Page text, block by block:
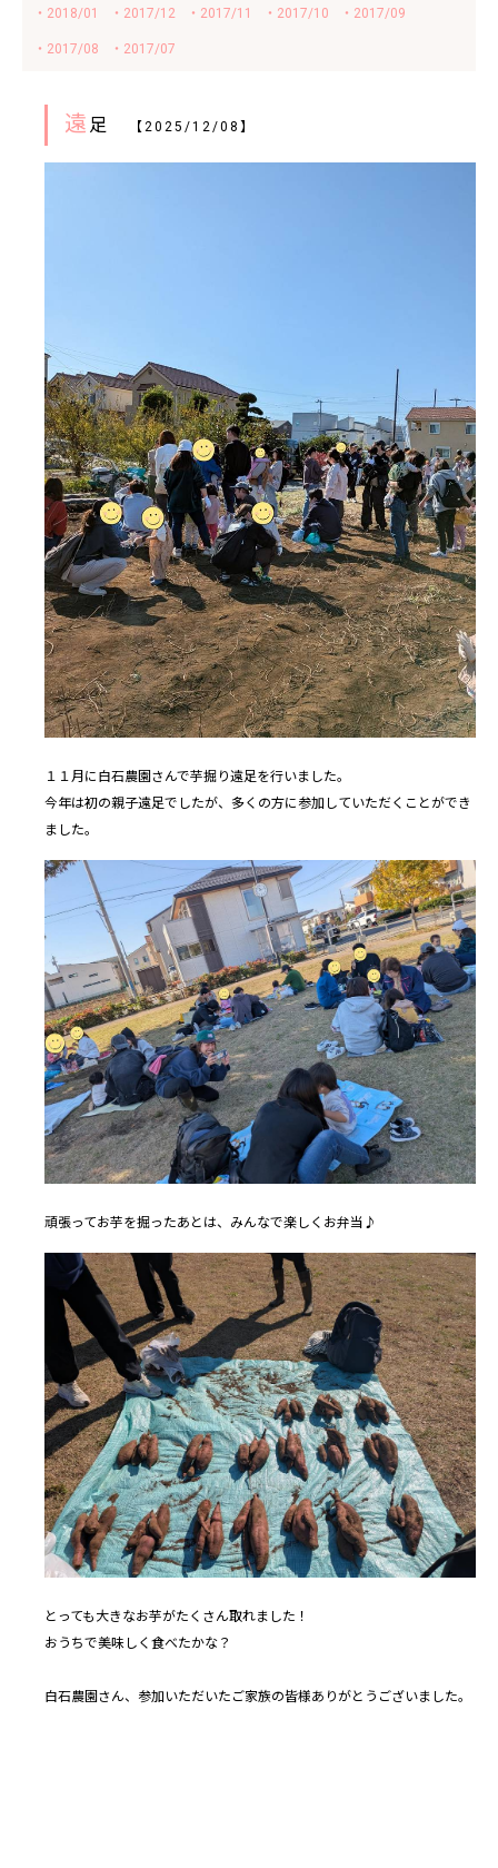
・2018/01 ・2017/12 ・2017/11 ・2017/10 ・2017/09
・2017/08 ・2017/07
遠 足 【2025/12/08】
１１月に白石農園さんで芋掘り遠足を行いました。
今年は初の親子遠足でしたが、多くの方に参加していただくことができ
ました。
頑張ってお芋を掘ったあとは、みんなで楽しくお弁当♪
とっても大きなお芋がたくさん取れました！
おうちで美味しく食べたかな？
白石農園さん、参加いただいたご家族の皆様ありがとうございました。